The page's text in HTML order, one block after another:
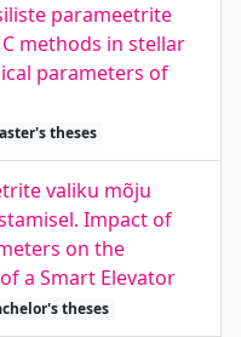
parameetrite
methods in stellar
parameters of
theses
valiku mõju
Impact of
on the
a Smart Elevator
theses